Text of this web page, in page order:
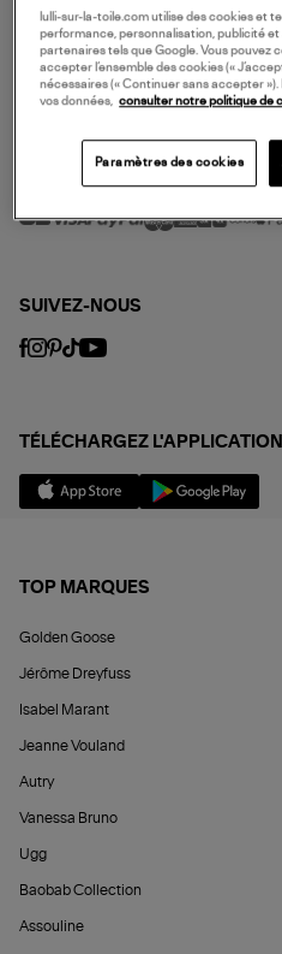
NOS SERVICES
SERVICE CLIENT
MODE DE PAIEMENT
SUIVEZ-NOUS
TÉLÉCHARGEZ L'APPLICATION
TOP MARQUES
Golden Goose
Jérôme Dreyfuss
Isabel Marant
Jeanne Vouland
Autry
Vanessa Bruno
Ugg
Baobab Collection
Assouline
lulli-sur-la-toile.com utilise des cookies et
performance, personnalisation, publicité
partenaires tels que Google. Vous pouvez
accepter l’ensemble des cookies («
nécessaires (« Continuer sans accepter »).
vos données,
consulter notre politique de
Paramètres des cookies